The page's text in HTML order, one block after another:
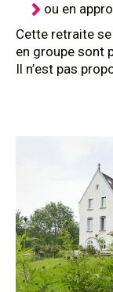
ou en
Cette retraite
en groupe sont
Il n’est pas